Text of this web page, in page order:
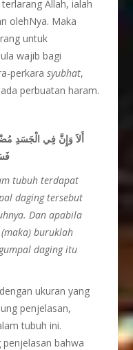
Allah, ialah
olehNya. Maka
untuk
wajib bagi
perkarasyubhat,
perbuatan haram.
أَلاَ وَإِنَّ فِي الْجَسَدِ
tubuh terdapat
daging tersebut
Dan apabila
buruklah
daging itu
ukuran yang
penjelasan,
tubuh ini.
bahwa